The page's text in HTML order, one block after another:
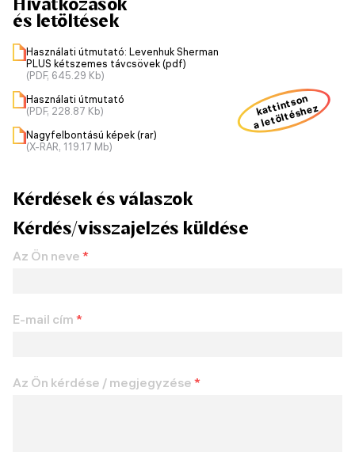
és letöltések
Használati útmutató: Levenhuk Sherman
PLUS kétszemes távcsövek (pdf)
(PDF, 645.29 Kb)
Használati útmutató
(PDF, 228.87 Kb)
Nagyfelbontású képek (rar)
(X-RAR, 119.17 Mb)
kattintson
a letöltéshez
Kérdések és válaszok
Kérdés/visszajelzés küldése
Az Ön neve *
E-mail cím *
Az Ön kérdése / megjegyzése *